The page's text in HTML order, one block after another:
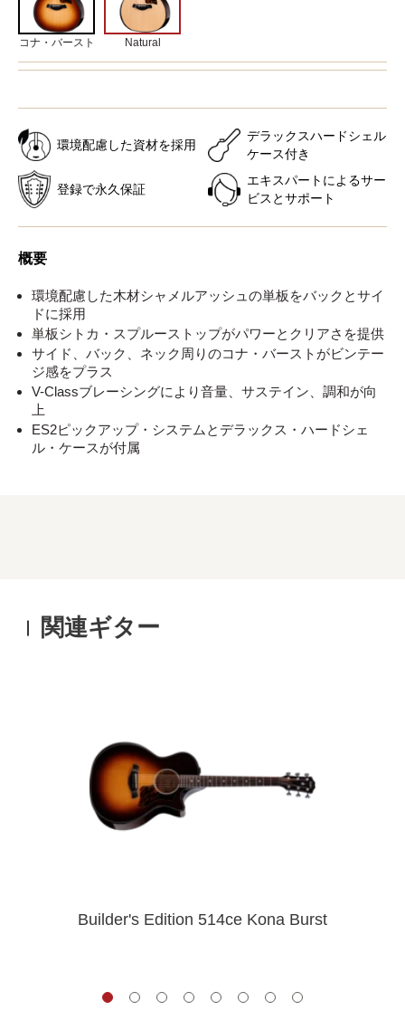
コナ・バースト Natural
環境配慮した資材を採用
デラックスハードシェル
ケース付き
登録で永久保証
エキスパートによるサー
ビスとサポート
概要
環境配慮した木材シャメルアッシュの単板をバックとサイ
ドに採用
単板シトカ・スプルーストップがパワーとクリアさを提供
サイド、バック、ネック周りのコナ・バーストがビンテー
ジ感をプラス
V-Classブレーシングにより音量、サステイン、調和が向
上
ES2ピックアップ・システムとデラックス・ハードシェ
ル・ケースが付属
関連ギター
Builder's Edition 514ce Kona Burst